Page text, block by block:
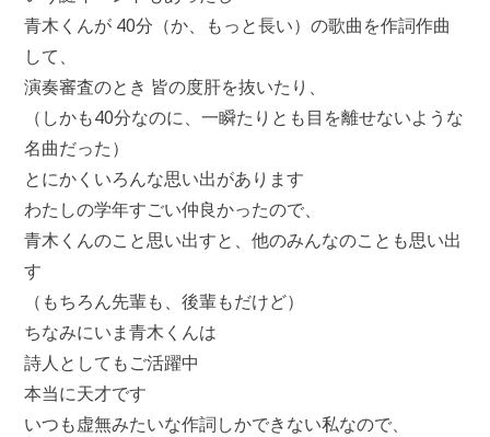
青木くんが 40分（か、もっと長い）の歌曲を作詞作曲
して、
演奏審査のとき 皆の度肝を抜いたり、
（しかも40分なのに、一瞬たりとも目を離せないような
名曲だった）
とにかくいろんな思い出があります
わたしの学年すごい仲良かったので、
青木くんのこと思い出すと、他のみんなのことも思い出
す
（もちろん先輩も、後輩もだけど）
ちなみにいま青木くんは
詩人としてもご活躍中
本当に天才です
いつも虚無みたいな作詞しかできない私なので、